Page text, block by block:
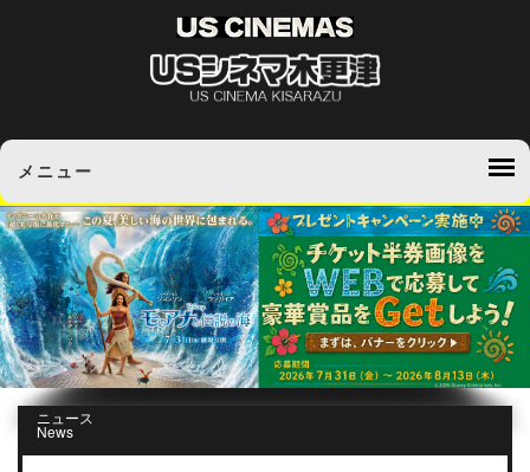
メニュー
ニュース
News